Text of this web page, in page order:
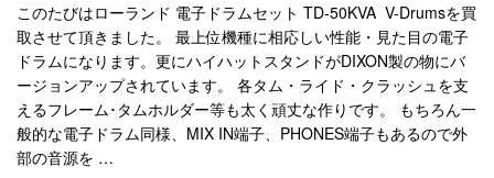
このたびはローランド 電子ドラムセット TD-50KVA V-Drumsを買
取させて頂きました。 最上位機種に相応しい性能・見た目の電子
ドラムになります。更にハイハットスタンドがDIXON製の物にバ
ージョンアップされています。 各タム・ライド・クラッシュを支
えるフレーム･タムホルダー等も太く頑丈な作りです。 もちろん一
般的な電子ドラム同様、MIX IN端子、PHONES端子もあるので外
部の音源を …